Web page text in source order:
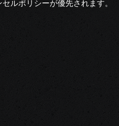
ルポリシーが優先されます。